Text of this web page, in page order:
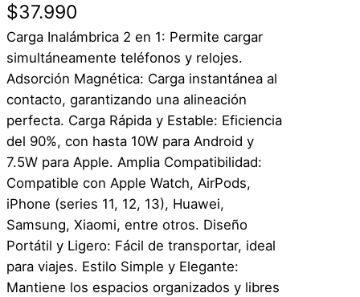
$37.990
Carga Inalámbrica 2 en 1: Permite cargar
simultáneamente teléfonos y relojes.
Adsorción Magnética: Carga instantánea al
contacto, garantizando una alineación
perfecta. Carga Rápida y Estable: Eficiencia
del 90%, con hasta 10W para Android y
7.5W para Apple. Amplia Compatibilidad:
Compatible con Apple Watch, AirPods,
iPhone (series 11, 12, 13), Huawei,
Samsung, Xiaomi, entre otros. Diseño
Portátil y Ligero: Fácil de transportar, ideal
para viajes. Estilo Simple y Elegante:
Mantiene los espacios organizados y libres